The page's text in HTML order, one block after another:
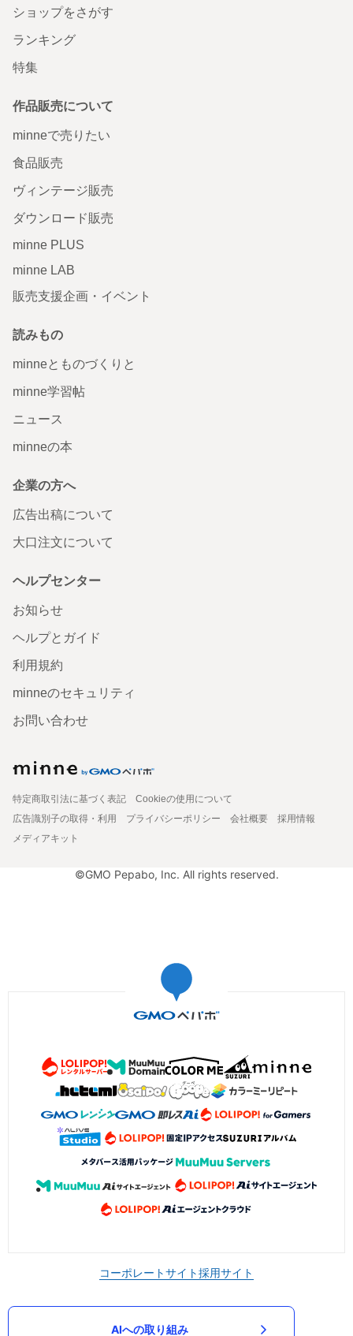
ショップをさがす
ランキング
特集
作品販売について
minneで売りたい
食品販売
ヴィンテージ販売
ダウンロード販売
minne PLUS
minne LAB
販売支援企画・イベント
読みもの
minneとものづくりと
minne学習帖
ニュース
minneの本
企業の方へ
広告出稿について
大口注文について
ヘルプセンター
お知らせ
ヘルプとガイド
利用規約
minneのセキュリティ
お問い合わせ
特定商取引法に基づく表記
Cookieの使用について
広告識別子の取得・利用
プライバシーポリシー 会社概要
採用情報
メディアキット
©GMO Pepabo, Inc. All rights reserved.
コーポレートサイト採用サイト
AIへの取り組み